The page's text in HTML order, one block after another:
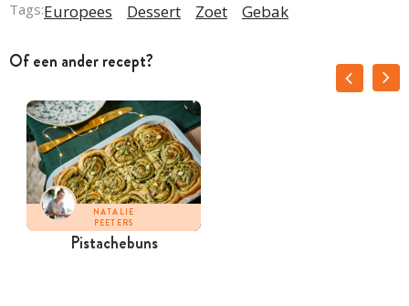
Tags:Europees Dessert Zoet Gebak
Of een ander recept?
NATALIE
PEETERS
Pistachebuns